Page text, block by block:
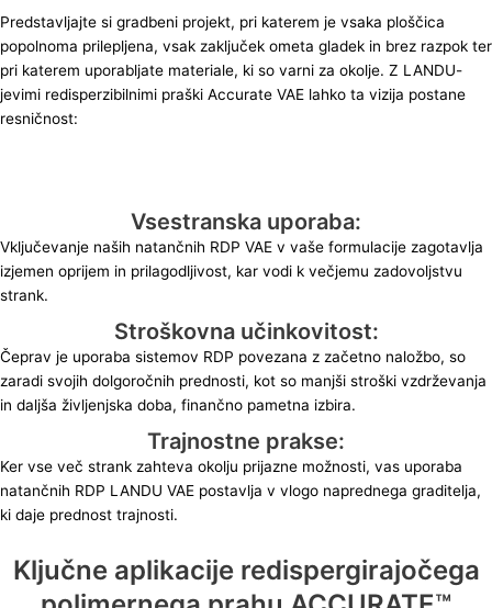
Predstavljajte si gradbeni projekt, pri katerem je vsaka ploščica
popolnoma prilepljena, vsak zaključek ometa gladek in brez razpok ter
pri katerem uporabljate materiale, ki so varni za okolje. Z LANDU-
jevimi redisperzibilnimi praški Accurate VAE lahko ta vizija postane
resničnost:
Vsestranska uporaba:
Vključevanje naših natančnih RDP VAE v vaše formulacije zagotavlja
izjemen oprijem in prilagodljivost, kar vodi k večjemu zadovoljstvu
strank.
Stroškovna učinkovitost:
Čeprav je uporaba sistemov RDP povezana z začetno naložbo, so
zaradi svojih dolgoročnih prednosti, kot so manjši stroški vzdrževanja
in daljša življenjska doba, finančno pametna izbira.
Trajnostne prakse:
Ker vse več strank zahteva okolju prijazne možnosti, vas uporaba
natančnih RDP LANDU VAE postavlja v vlogo naprednega graditelja,
ki daje prednost trajnosti.
Ključne aplikacije redispergirajočega